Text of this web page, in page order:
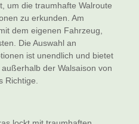
um die traumhafte Walroute
zu erkunden. Am
dem eigenen Fahrzeug,
Die Auswahl an
ist unendlich und bietet
der Walsaison von
Richtige.